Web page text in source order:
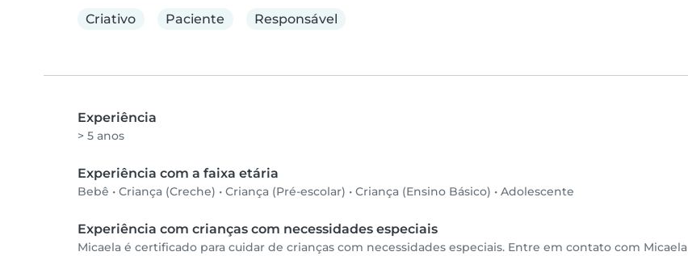
Criativo
Paciente Responsável
Experiência
> 5 anos
Experiência com a faixa etária
Bebê • Criança (Creche) • Criança (Pré-escolar) • Criança (Ensino Básico) • Adolescente
Experiência com crianças com necessidades especiais
Micaela é certificado para cuidar de crianças com necessidades especiais. Entre em contato com Micaela